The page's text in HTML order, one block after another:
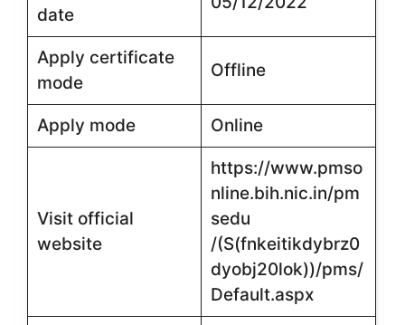
date
Apply certificate
mode
Offline
Apply mode Online
Visit official
website
https://www.pmso
nline.bih.nic.in/pm
sedu
/(S(fnkeitikdybrz0
dyobj20lok))/pms/
Default.aspx